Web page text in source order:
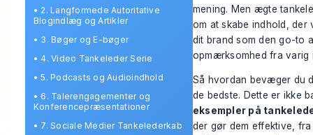
• 2. Langformede Autoritative
Blogindlæg og Artikler
• 3. Bøger og E-bøger
• 4. Video Tankeleder Serie
•5. Podcasts og Audioindhold
• 6. Talerengagementer og
Konferencepræsentationer
• 7. Sociale Medier Tankelederkab
mening. Men ægte
om at skabe indhold,
dit brand som den go-to
opmærksomhed fra varig
Så hvordan bevæger du
de bedste. Dette er ikke
eksempler på
der gør dem effektive,